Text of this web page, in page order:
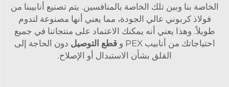
الخاصة بنا وبين تلك الخاصة بالمنافسين. يتم تصنيع أنابيبنا من
فولاذ كربوني عالي الجودة، مما يعني أنها مصنوعة لتدوم
طويلاً. وهذا يعني أنه يمكنك الاعتماد على منتجاتنا في جميع
احتياجاتك من أنابيب PEX و
قطع التوصيل دون الحاجة إلى
القلق بشأن الاستبدال أو الإصلاح.